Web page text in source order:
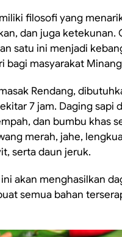
filosofi yang
dan juga ketekunan.
satu ini menjadi
bagi masyarakat
Rendang,
7 jam. Daging sapi
dan bumbu khas
merah, jahe,
serta daun jeruk.
akan menghasilkan
semua bahan